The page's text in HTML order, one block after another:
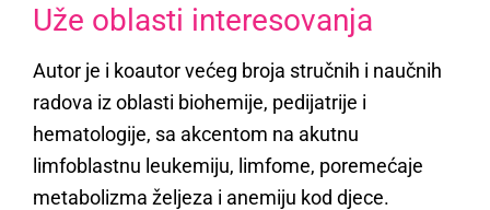
Uže oblasti interesovanja
Autor je i koautor većeg broja stručnih i naučnih
radova iz oblasti biohemije, pedijatrije i
hematologije, sa akcentom na akutnu
limfoblastnu leukemiju, limfome, poremećaje
metabolizma željeza i anemiju kod djece.